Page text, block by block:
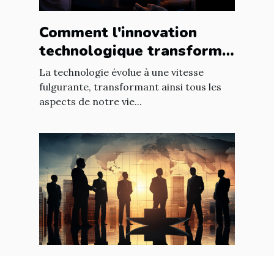
Comment l'innovation
technologique transforme
les entreprises à l'échelle
mondiale
La technologie évolue à une vitesse
fulgurante, transformant ainsi tous les
aspects de notre vie...